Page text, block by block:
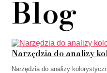
Blog
Narzędzia do analizy
Narzędzia do analizy